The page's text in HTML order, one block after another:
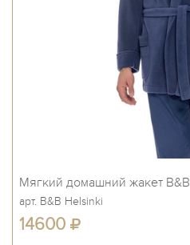
Мягкий домашний жакет B&B
арт. B&B Helsinki
14600